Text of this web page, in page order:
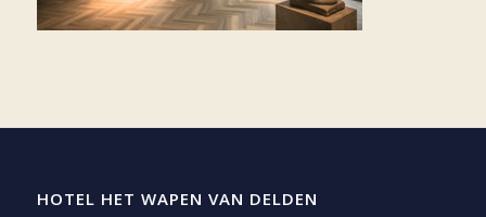
HOTEL HET WAPEN VAN DELDEN